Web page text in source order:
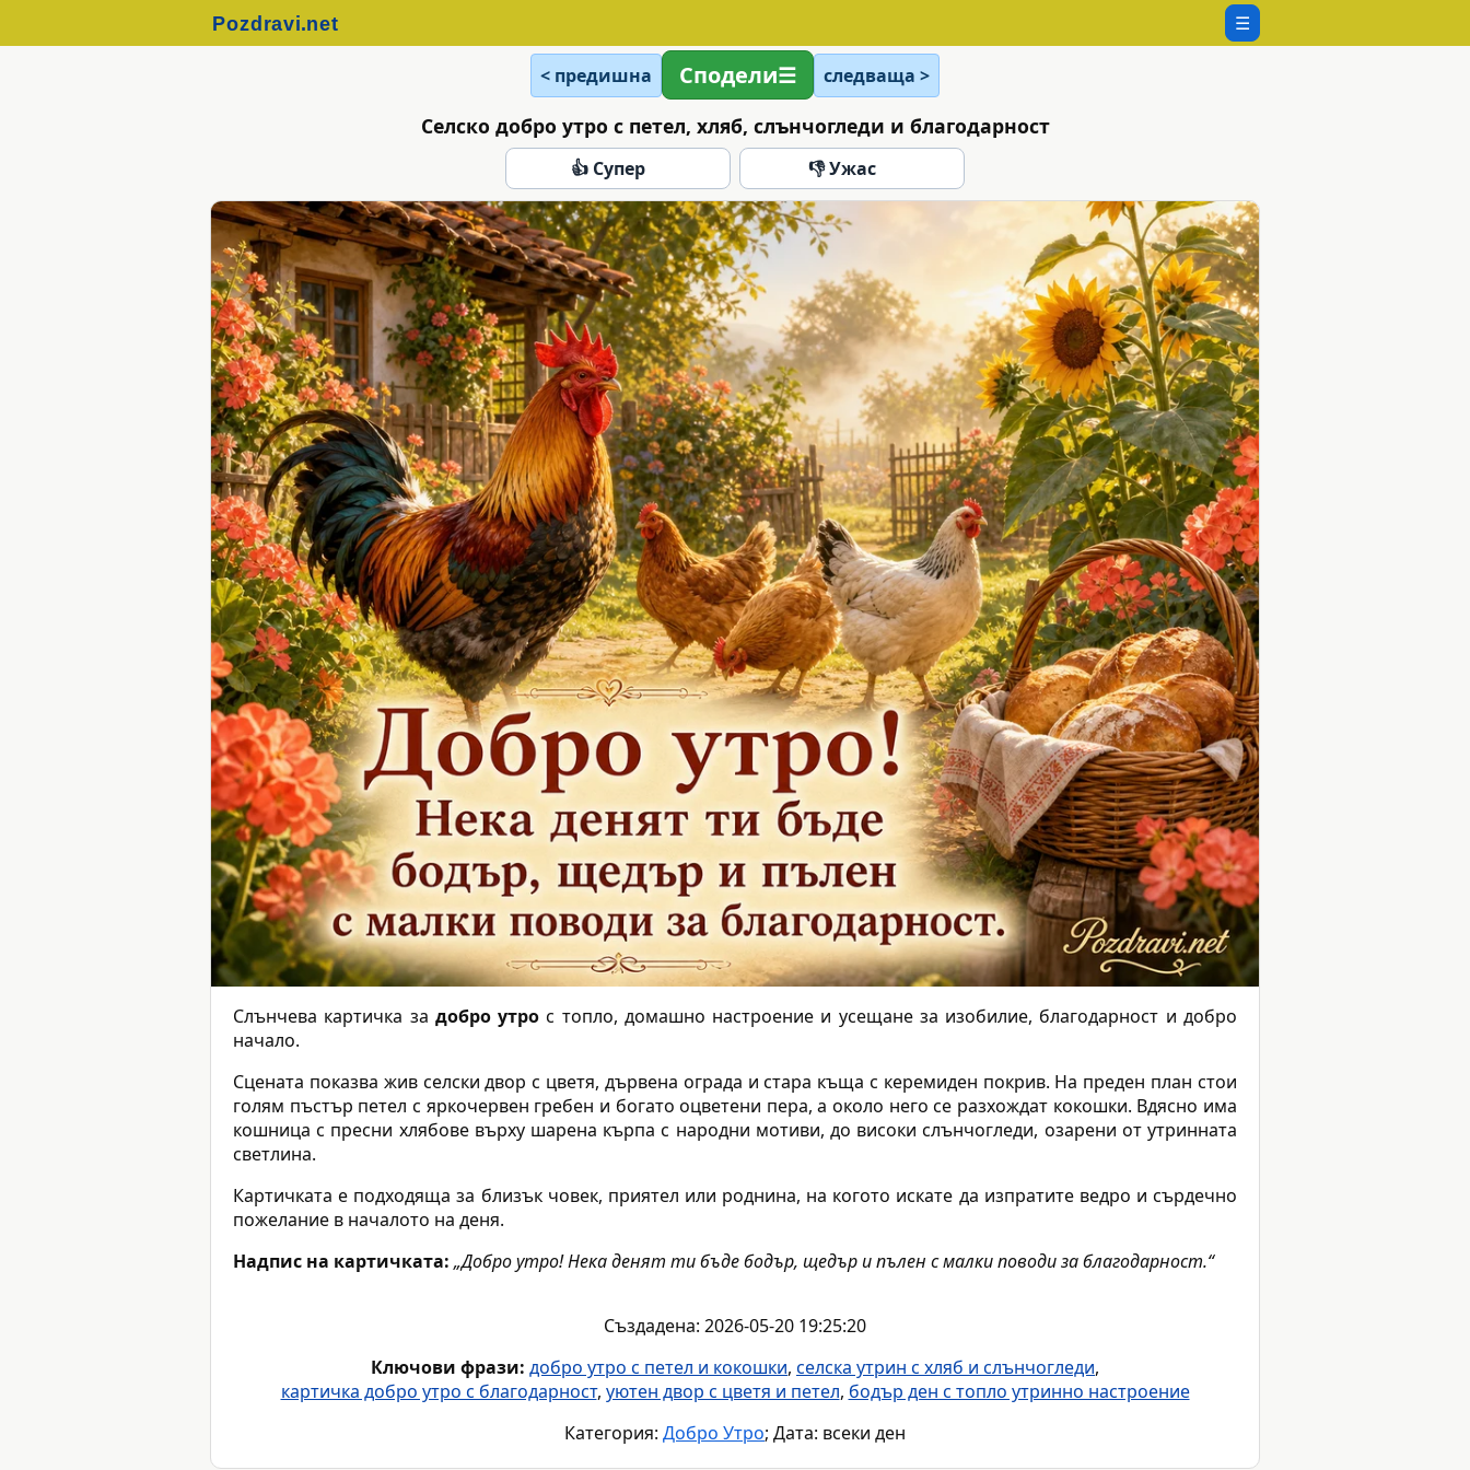
☰
< предишна Сподели следваща >
Селско добро утро с петел, хляб, слънчогледи и благодарност
👍 Супер 👎 Ужас
Слънчева картичка за добро утро с топло, домашно настроение и усещане за изобилие, благодарност и добро
начало.
Сцената показва жив селски двор с цветя, дървена ограда и стара къща с керемиден покрив. На преден план стои
голям пъстър петел с яркочервен гребен и богато оцветени пера, а около него се разхождат кокошки. Вдясно има
кошница с пресни хлябове върху шарена кърпа с народни мотиви, до високи слънчогледи, озарени от утринната
светлина.
Картичката е подходяща за близък човек, приятел или роднина, на когото искате да изпратите ведро и сърдечно
пожелание в началото на деня.
Надпис на картичката: „Добро утро! Нека денят ти бъде бодър, щедър и пълен с малки поводи за благодарност.“
Създадена: 2026-05-20 19:25:20
Ключови фрази: добро утро с петел и кокошки, селска утрин с хляб и слънчогледи,
картичка добро утро с благодарност, уютен двор с цветя и петел, бодър ден с топло утринно настроение
Категория: Добро Утро; Дата: всеки ден